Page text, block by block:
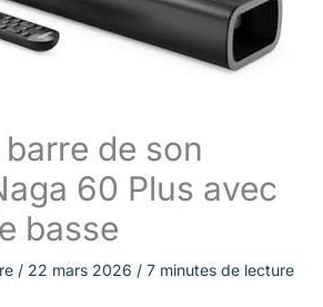
de son
60 Plus avec
basse
/ 22 mars 2026 / 7 minutes de lecture